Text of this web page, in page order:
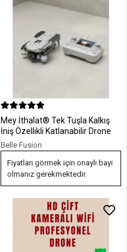
Mey İthalat® Tek Tuşla Kalkış
İniş Özellikli Katlanabilir Drone
Belle Fusion
Fiyatları görmek için onaylı bayi
olmanız gerekmektedir.